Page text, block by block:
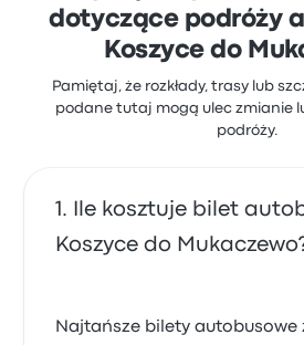
dotyczące podróży
Koszyce do
Pamiętaj, że rozkłady, trasy lub
podane tutaj mogą ulec zmianie
podróży.
Ile kosztuje bilet
Koszyce do
Najtańsze bilety autobusowe